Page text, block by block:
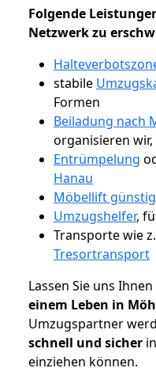
Folgende
Netzwerk zu
stabile
Formen
Beiladung nach
organisieren
Entrümpelung
Hanau
Möbellift
Umzugshelfer,
Transporte wie
Tresortransport
Lassen Sie uns
einem Leben in
Umzugspartner
schnell und sicher
einziehen können.